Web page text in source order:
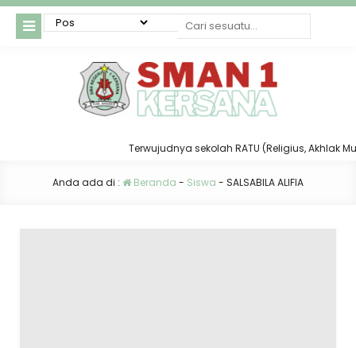
Terwujudnya sekolah RATU (Religius, Akhlak
Anda ada di : Beranda - Siswa - SALSABILA ALIFIA